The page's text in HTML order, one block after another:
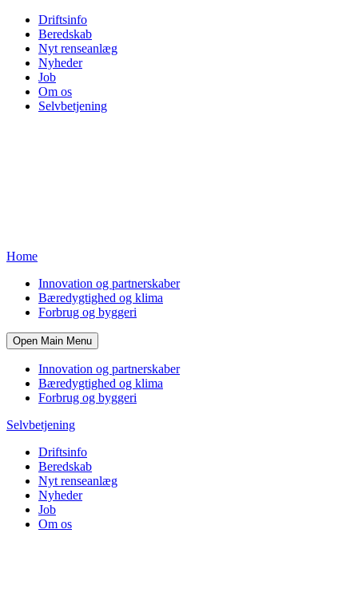
Driftsinfo
Beredskab
Nyt renseanlæg
Nyheder
Job
Om os
Selvbetjening
Home
Innovation og partnerskaber
Bæredygtighed og klima
Forbrug og byggeri
Open Main Menu
Innovation og partnerskaber
Bæredygtighed og klima
Forbrug og byggeri
Selvbetjening
Driftsinfo
Beredskab
Nyt renseanlæg
Nyheder
Job
Om os